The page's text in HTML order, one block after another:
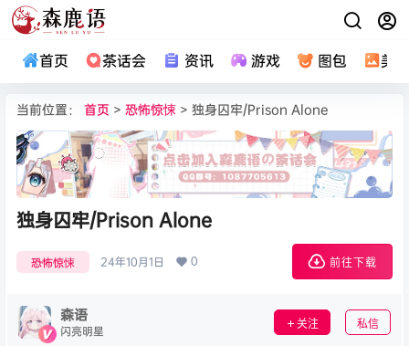
首页 茶话会 资讯 游戏 图包 美
当前位置： 首页 > 恐怖惊悚 > 独身囚牢/Prison Alone
独身囚牢/Prison Alone
恐怖惊悚 24年10月1日 0 前往下载
森语
闪亮明星 关注 私信